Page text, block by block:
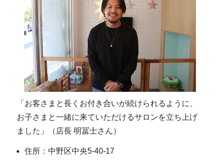
「お客さまと長くお付き合いが続けられるように、
お子さまと一緒に来ていただけるサロンを立ち上げ
ました」（店長 明冨士さん）
住所：中野区中央5-40-17